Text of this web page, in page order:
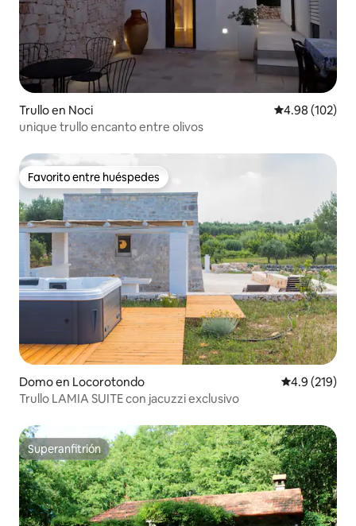
Trullo en Noci Calificación
4.98 (102)
unique trullo encanto entre olivos
Favorito entre huéspedes
Favorito entre huéspedes
Domo en Locorotondo Calificación
4.9 (219)
Trullo LAMIA SUITE con jacuzzi exclusivo
Superanfitrión
Superanfitrión